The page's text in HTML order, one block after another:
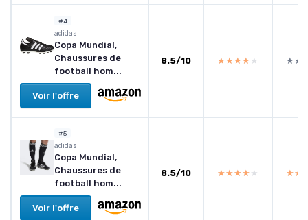
#4
adidas
Copa Mundial,
Chaussures de
football hom...
Voir l'offre
8.5/10 ★★★★★
★★★★★
#5
adidas
Copa Mundial,
Chaussures de
football hom...
Voir l'offre
8.5/10 ★★★★★
★★★★★